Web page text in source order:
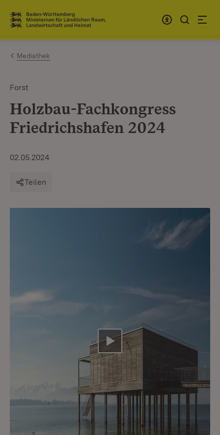
Zum Inhalt springen
Link zur Startseite
Mediathek
Forst
Holzbau-Fachkongress
Friedrichshafen 2024
02.05.2024
Teilen
Video abspielen